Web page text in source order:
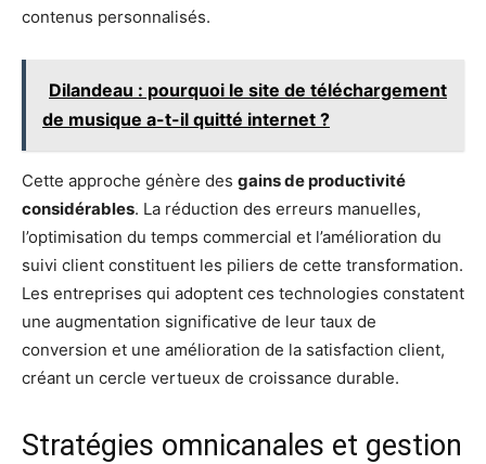
contenus personnalisés.
Dilandeau : pourquoi le site de téléchargement
de musique a-t-il quitté internet ?
Cette approche génère des gains de productivité
considérables. La réduction des erreurs manuelles,
l’optimisation du temps commercial et l’amélioration du
suivi client constituent les piliers de cette transformation.
Les entreprises qui adoptent ces technologies constatent
une augmentation significative de leur taux de
conversion et une amélioration de la satisfaction client,
créant un cercle vertueux de croissance durable.
Stratégies omnicanales et gestion